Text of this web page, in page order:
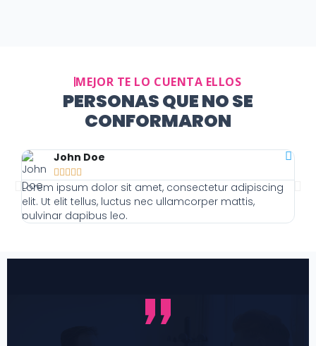
MEJOR TE LO CUENTA ELLOS
PERSONAS QUE NO SE
CONFORMARON
John Doe

Lorem ipsum dolor sit amet, consectetur adipiscing
elit. Ut elit tellus, luctus nec ullamcorper mattis,
pulvinar dapibus leo.